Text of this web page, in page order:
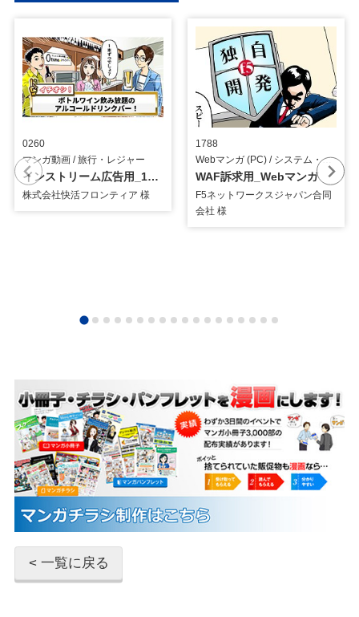
0260
マンガ動画 / 旅行・レジャー
インストリーム広告用_15秒マンガ動画
株式会社快活フロンティア 様
1788
Webマンガ (PC) / システム・ツール
WAF訴求用_Webマンガ
F5ネットワークスジャパン合同
会社 様
< 一覧に戻る